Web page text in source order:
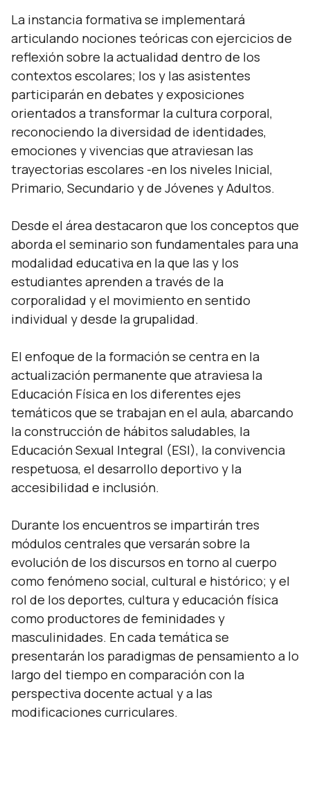
La instancia formativa se implementará
articulando nociones teóricas con ejercicios de
reflexión sobre la actualidad dentro de los
contextos escolares; los y las asistentes
participarán en debates y exposiciones
orientados a transformar la cultura corporal,
reconociendo la diversidad de identidades,
emociones y vivencias que atraviesan las
trayectorias escolares -en los niveles Inicial,
Primario, Secundario y de Jóvenes y Adultos.
Desde el área destacaron que los conceptos que
aborda el seminario son fundamentales para una
modalidad educativa en la que las y los
estudiantes aprenden a través de la
corporalidad y el movimiento en sentido
individual y desde la grupalidad.
El enfoque de la formación se centra en la
actualización permanente que atraviesa la
Educación Física en los diferentes ejes
temáticos que se trabajan en el aula, abarcando
la construcción de hábitos saludables, la
Educación Sexual Integral (ESI), la convivencia
respetuosa, el desarrollo deportivo y la
accesibilidad e inclusión.
Durante los encuentros se impartirán tres
módulos centrales que versarán sobre la
evolución de los discursos en torno al cuerpo
como fenómeno social, cultural e histórico; y el
rol de los deportes, cultura y educación física
como productores de feminidades y
masculinidades. En cada temática se
presentarán los paradigmas de pensamiento a lo
largo del tiempo en comparación con la
perspectiva docente actual y a las
modificaciones curriculares.